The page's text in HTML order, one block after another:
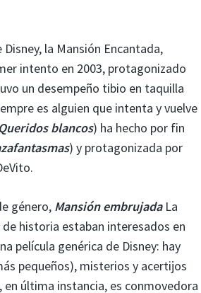
la Mansión Encantada,
intento en 2003, protagonizado
un desempeño tibio en taquilla
es alguien que intenta y vuelve
Queridos blancos) ha hecho por fin
) y protagonizada por
género, Mansión embrujadaLa
historia estaban interesados ​​en
película genérica de Disney: hay
pequeños), misterios y acertijos
en última instancia, es conmovedora